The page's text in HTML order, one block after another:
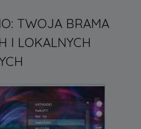
TWOJA BRAMA
I LOKALNYCH